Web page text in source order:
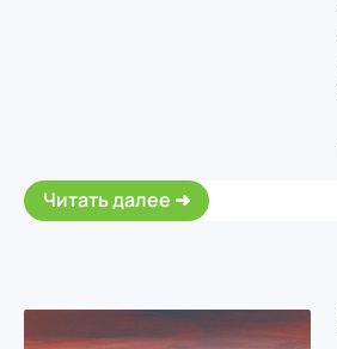
Читать далее